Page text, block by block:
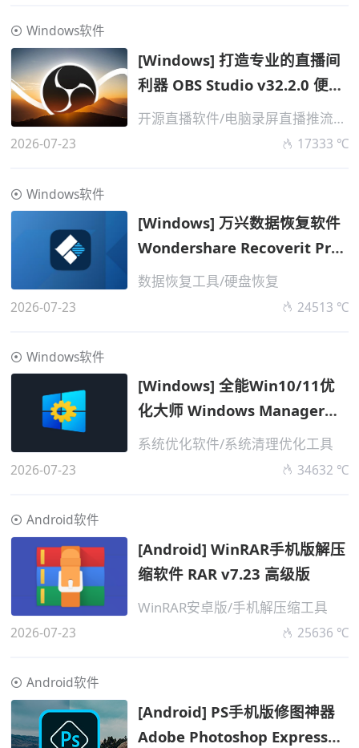
Windows软件
[Windows] 打造专业的直播间
利器 OBS Studio v32.2.0 便携
版
开源直播软件/电脑录屏直播推流工具
2026-07-23 17333 ℃
Windows软件
[Windows] 万兴数据恢复软件
Wondershare Recoverit Pro
v14.0.32.12 高级版
数据恢复工具/硬盘恢复
2026-07-23 24513 ℃
Windows软件
[Windows] 全能Win10/11优
化大师 Windows Manager
v2.4.0 高级便携版
系统优化软件/系统清理优化工具
2026-07-23 34632 ℃
Android软件
[Android] WinRAR手机版解压
缩软件 RAR v7.23 高级版
WinRAR安卓版/手机解压缩工具
2026-07-23 25636 ℃
Android软件
[Android] PS手机版修图神器
Adobe Photoshop Express